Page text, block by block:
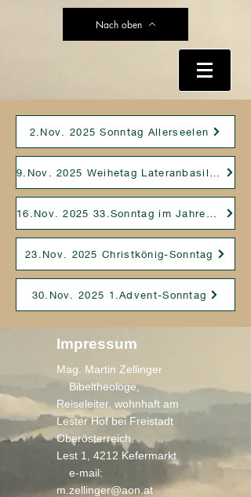
Nach oben
2.Nov. 2025 Sonntag Allerseelen
23.Nov. 2025 Christkönig-Sonntag
30.Nov. 2025 1.Advent-Sonntag
Impressum
Mag. Martin Zellinger
Bibeltheologe,
Reiseleiter, wohnhaft am
Lester Hof bei Freistadt
Oberösterreich
Lest 1, 4212 Kefermarkt
e-mail:
m.zellinger@aon.at